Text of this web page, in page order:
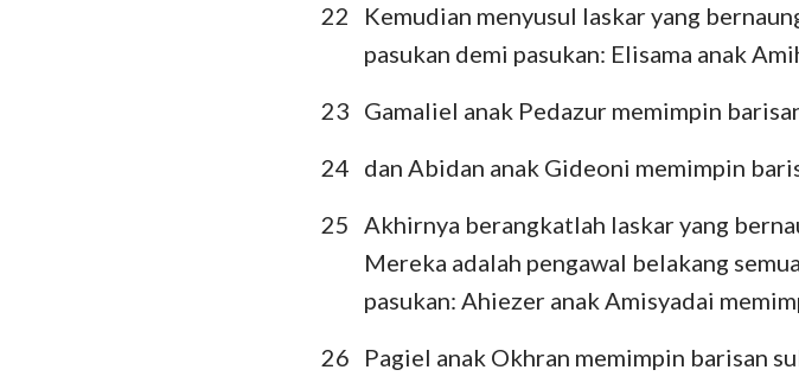
22
Kemudian menyusul laskar yang
pasukan demi pasukan: Elisama anak
23 Gamaliel anak Pedazur memimpin
24 dan Abidan anak Gideoni memimpin
25 Akhirnya berangkatlah laskar yang
Mereka adalah pengawal belakang
pasukan: Ahiezer anak Amisyadai
26
Pagiel anak Okhran memimpin barisan